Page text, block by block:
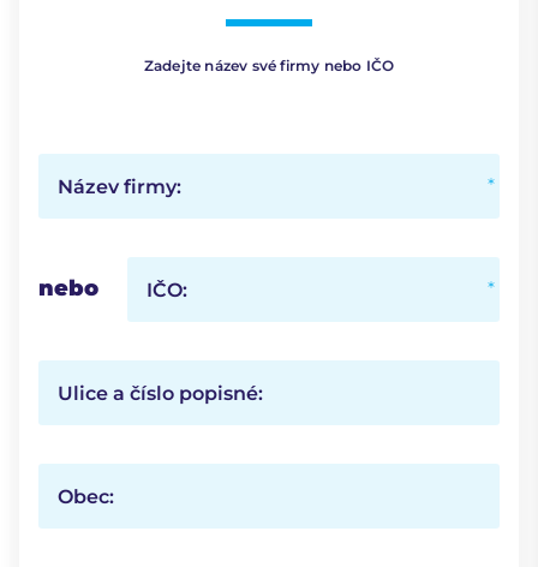
Zadejte název své firmy nebo IČO
Název firmy:
nebo IČO:
Ulice a číslo popisné:
Obec: